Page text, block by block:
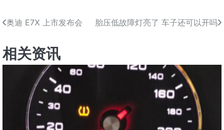
文
导
奥迪 E7X 上市发布会 胎压低故障灯亮了 车子还可以开吗
相关资讯